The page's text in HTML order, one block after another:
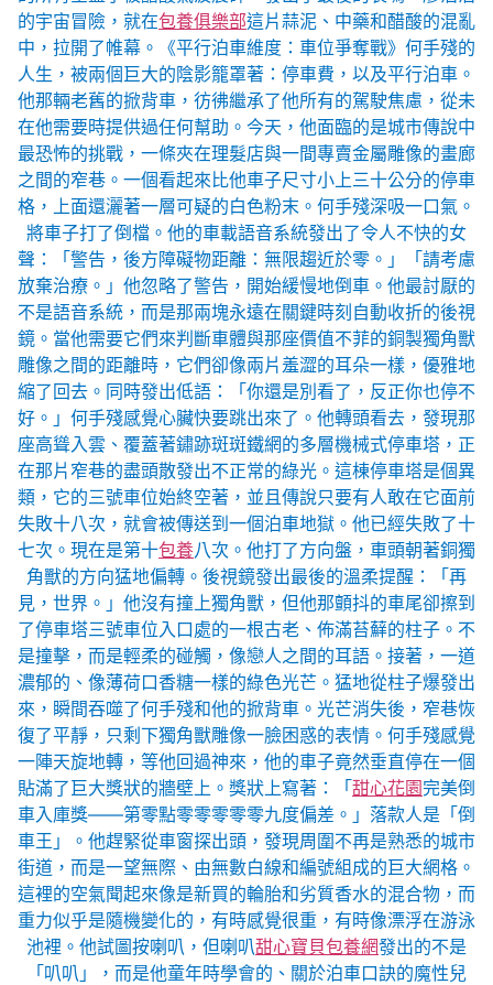
的宇宙冒險，就在包養俱樂部這片蒜泥、中藥和醋酸的混亂
中，拉開了帷幕。《平行泊車維度：車位爭奪戰》何手殘的
人生，被兩個巨大的陰影籠罩著：停車費，以及平行泊車。
他那輛老舊的掀背車，彷彿繼承了他所有的駕駛焦慮，從未
在他需要時提供過任何幫助。今天，他面臨的是城市傳說中
最恐怖的挑戰，一條夾在理髮店與一間專賣金屬雕像的畫廊
之間的窄巷。一個看起來比他車子尺寸小上三十公分的停車
格，上面還灑著一層可疑的白色粉末。何手殘深吸一口氣。
將車子打了倒檔。他的車載語音系統發出了令人不快的女
聲：「警告，後方障礙物距離：無限趨近於零。」「請考慮
放棄治療。」他忽略了警告，開始緩慢地倒車。他最討厭的
不是語音系統，而是那兩塊永遠在關鍵時刻自動收折的後視
鏡。當他需要它們來判斷車體與那座價值不菲的銅製獨角獸
雕像之間的距離時，它們卻像兩片羞澀的耳朵一樣，優雅地
縮了回去。同時發出低語：「你還是別看了，反正你也停不
好。」何手殘感覺心臟快要跳出來了。他轉頭看去，發現那
座高聳入雲、覆蓋著鏽跡斑斑鐵網的多層機械式停車塔，正
在那片窄巷的盡頭散發出不正常的綠光。這棟停車塔是個異
類，它的三號車位始終空著，並且傳說只要有人敢在它面前
失敗十八次，就會被傳送到一個泊車地獄。他已經失敗了十
七次。現在是第十包養八次。他打了方向盤，車頭朝著銅獨
角獸的方向猛地偏轉。後視鏡發出最後的溫柔提醒：「再
見，世界。」他沒有撞上獨角獸，但他那顫抖的車尾卻擦到
了停車塔三號車位入口處的一根古老、佈滿苔蘚的柱子。不
是撞擊，而是輕柔的碰觸，像戀人之間的耳語。接著，一道
濃郁的、像薄荷口香糖一樣的綠色光芒。猛地從柱子爆發出
來，瞬間吞噬了何手殘和他的掀背車。光芒消失後，窄巷恢
復了平靜，只剩下獨角獸雕像一臉困惑的表情。何手殘感覺
一陣天旋地轉，等他回過神來，他的車子竟然垂直停在一個
貼滿了巨大獎狀的牆壁上。獎狀上寫著：「甜心花園完美倒
車入庫獎——第零點零零零零零九度偏差。」落款人是「倒
車王」。他趕緊從車窗探出頭，發現周圍不再是熟悉的城市
街道，而是一望無際、由無數白線和編號組成的巨大網格。
這裡的空氣聞起來像是新買的輪胎和劣質香水的混合物，而
重力似乎是隨機變化的，有時感覺很重，有時像漂浮在游泳
池裡。他試圖按喇叭，但喇叭甜心寶貝包養網發出的不是
「叭叭」，而是他童年時學會的、關於泊車口訣的魔性兒